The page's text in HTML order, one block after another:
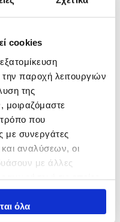
cookies
παροχή λειτουργιών
της
μοιραζόμαστε
που
με συνεργάτες
αναλύσεων, οι
με άλλες
ή τις οποίες
από μέρους σας χρήση
όλα
60mm
€
In Stock
στο καλάθι